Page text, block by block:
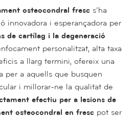
osteocondral fresc s’ha
innovadora i esperançadora per
de cartílag i la degeneració
personalitzat, alta taxa
a llarg termini, ofereix una
per a aquells que busquen
i millorar-ne la qualitat de
efectiu per a lesions de
osteocondral en fresc pot ser